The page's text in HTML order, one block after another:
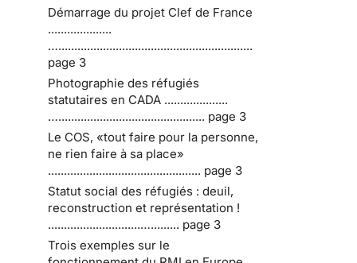
Démarrage du projet Clef de France
....................
….............................................................
page 3
Photographie des réfugiés
statutaires en CADA ....................
….............................................. page 3
Le COS, «tout faire pour la personne,
ne rien faire à sa place»
................................................ page 3
Statut social des réfugiés : deuil,
reconstruction et représentation !
.............................…......... page 3
Trois exemples sur le